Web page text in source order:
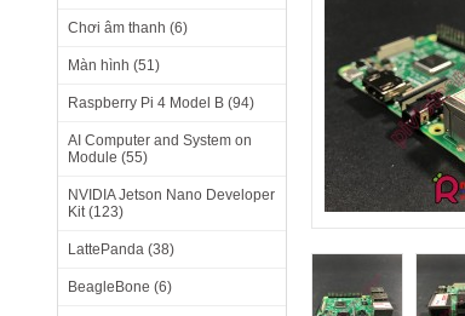
Chơi âm thanh (6)
Màn hình (51)
Raspberry Pi 4 Model B (94)
AI Computer and System on
Module (55)
NVIDIA Jetson Nano Developer
Kit (123)
LattePanda (38)
BeagleBone (6)